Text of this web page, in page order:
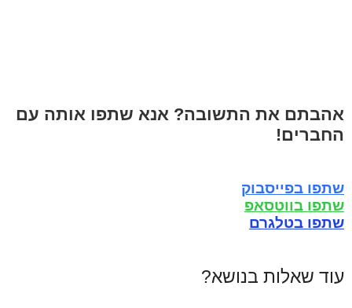
אהבתם את התשובה? אנא שתפו אותה עם
החברים!
שתפו בפייסבוק
שתפו בווטסאפ
שתפו בטלגרם
עוד שאלות בנושא?